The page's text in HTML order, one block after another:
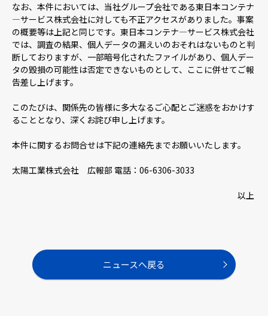
なお、本件においては、当社グループ会社である東日本コンテナ
―サービス株式会社に対しても不正アクセスがありました。事案
の概要等は上記と同じです。東日本コンテナ―サービス株式会社
では、調査の結果、個人データの漏えいのおそれはないものと判
断しておりますが、一部暗号化されたファイルがあり、個人デー
タの毀損の可能性は否定できないものとして、ここに併せてご報
告差し上げます。
このたびは、関係先の皆様に多大なるご心配とご迷惑をおかけす
ることとなり、深くお詫び申し上げます。
本件に関するお問合せは下記の連絡先までお願いいたします。
太陽工業株式会社 広報部 電話：06-6306-3033
以上
ニュースへ戻る